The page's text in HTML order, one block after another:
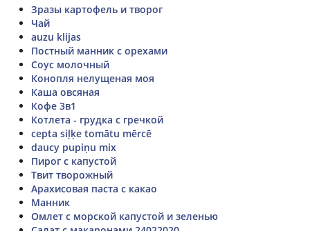
Зразы картофель и творог
Чай
auzu klijas
Постный манник с орехами
Соус молочный
Конопля нелущеная моя
Каша овсяная
Кофе 3в1
Котлета - грудка с гречкой
cepta siļķe tomātu mērcē
daucy pupiņu mix
Пирог с капустой
Твит творожный
Арахисовая паста с какао
Манник
Омлет с морской капустой и зеленью